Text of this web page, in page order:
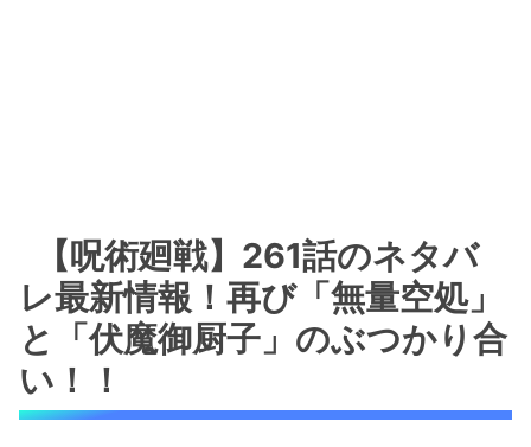
【呪術廻戦】261話のネタバ
レ最新情報！再び「無量空処」
と「伏魔御厨子」のぶつかり合
い！！